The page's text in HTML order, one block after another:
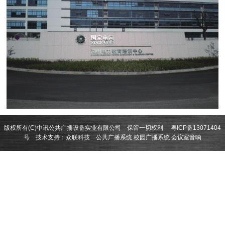
版权所有(C)中讯公共广播设备实业有限公司 保留一切权利 粤ICP备13071404
号 技术支持： 众联科技 公共广播系统 校园广播系统 会议室音响